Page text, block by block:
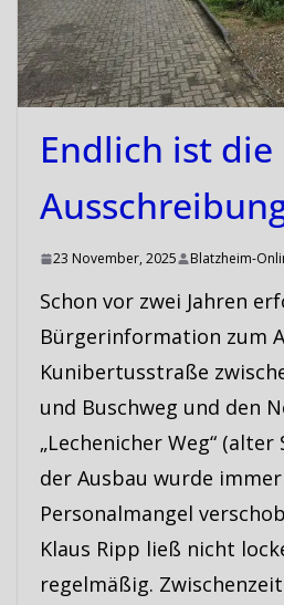
Endlich ist die
23 November, 2025 Blatzheim-
Schon vor zwei Jahren
Bürgerinformation zum
Kunibertusstraße
und Buschweg und den
„Lechenicher Weg“
der Ausbau wurde
Personalmangel
Klaus Ripp ließ nicht
regelmäßig.